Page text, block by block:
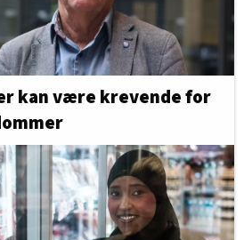
kan være krevende for